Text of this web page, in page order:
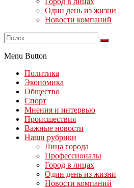
Один день из жизни
Новости компаний
Menu Button
Политика
Экономика
Общество
Спорт
Мнения и интервью
Происшествия
Важные новости
Наши рубрики
Лица города
Профессионалы
Город в лицах
Один день из жизни
Новости компаний